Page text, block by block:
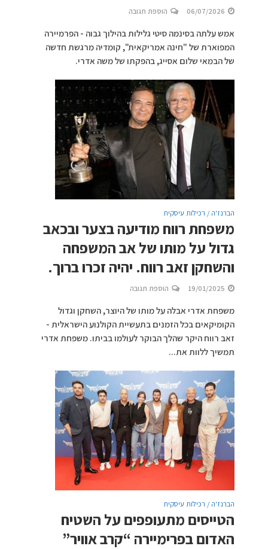
06/07/2026 הוספת תגובה
אמש עלתה בסינמה סיטי גלילות בהילוך גבוה - הפרמיירה
המפוארת של "חינה אמריקאית", קומדיה מרגשת חדשה
של הבמאי שלום אסייג, בהפקתו של משה אדרי.
הברנז'ה / רכילות עיסקית
משפחת רווח מודיעה בצער ובכאב
גדול על מותו של אב המשפחה
והשחקן זאב רווח. יהיה זכרו ברוך.
19/01/2025 הוספת תגובה
משפחת אדרי אבלה על מותו של היוצר, השחקן וגדול
הקומיקאים בכל הזמנים בתעשיית הקולנוע הישראלית -
זאב רווח היקר שהלך הבוקר לעולמו בביתו. משפחת אדרי
תמשיך ללוות את...
הברנז'ה / רכילות עיסקית
הטייסים מתעופפים על השטיח
האדום בפרימיירה “קרב אוויר”